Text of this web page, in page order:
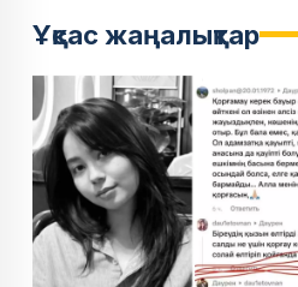
Ұқсас жаңалықтар